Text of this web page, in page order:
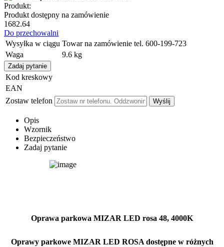
Produkt:
Produkt dostępny na zamówienie
1682.64
Do przechowalni
Wysyłka w ciągu Towar na zamówienie tel. 600-199-723
Waga
9.6 kg
Zadaj pytanie
Kod kreskowy
EAN
Zostaw telefon
Wyślij
Opis
Wzornik
Bezpieczeństwo
Zadaj pytanie
Oprawa parkowa MIZAR LED rosa 48, 4000K
Oprawy parkowe MIZAR LED ROSA dostępne w różnych